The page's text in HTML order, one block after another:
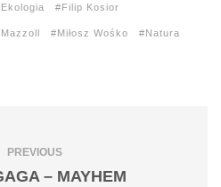
Ekologia Filip Kosior
Miłosz Wośko Natura
PREVIOUS
– MAYHEM